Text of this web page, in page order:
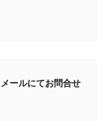
ールにてお問合せ